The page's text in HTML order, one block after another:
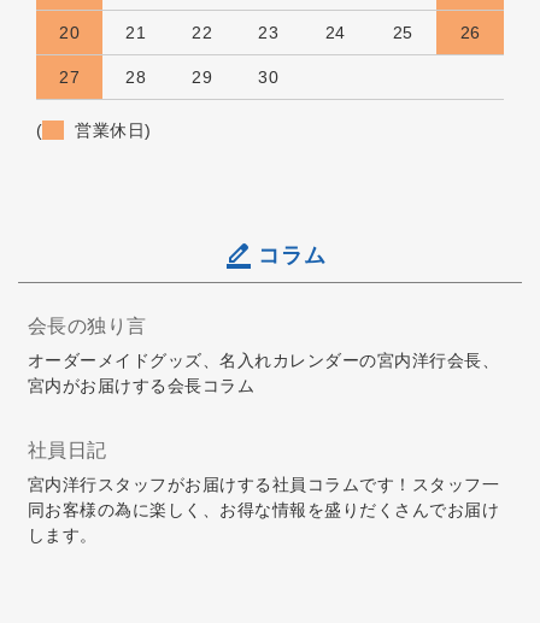
20 21 22 23 24 25 26
27 28 29 30
( 営業休日)
コラム
会長の独り言
オーダーメイドグッズ、名入れカレンダーの宮内洋行会長、
宮内がお届けする会長コラム
社員日記
宮内洋行スタッフがお届けする社員コラムです！スタッフ一
同お客様の為に楽しく、お得な情報を盛りだくさんでお届け
します。